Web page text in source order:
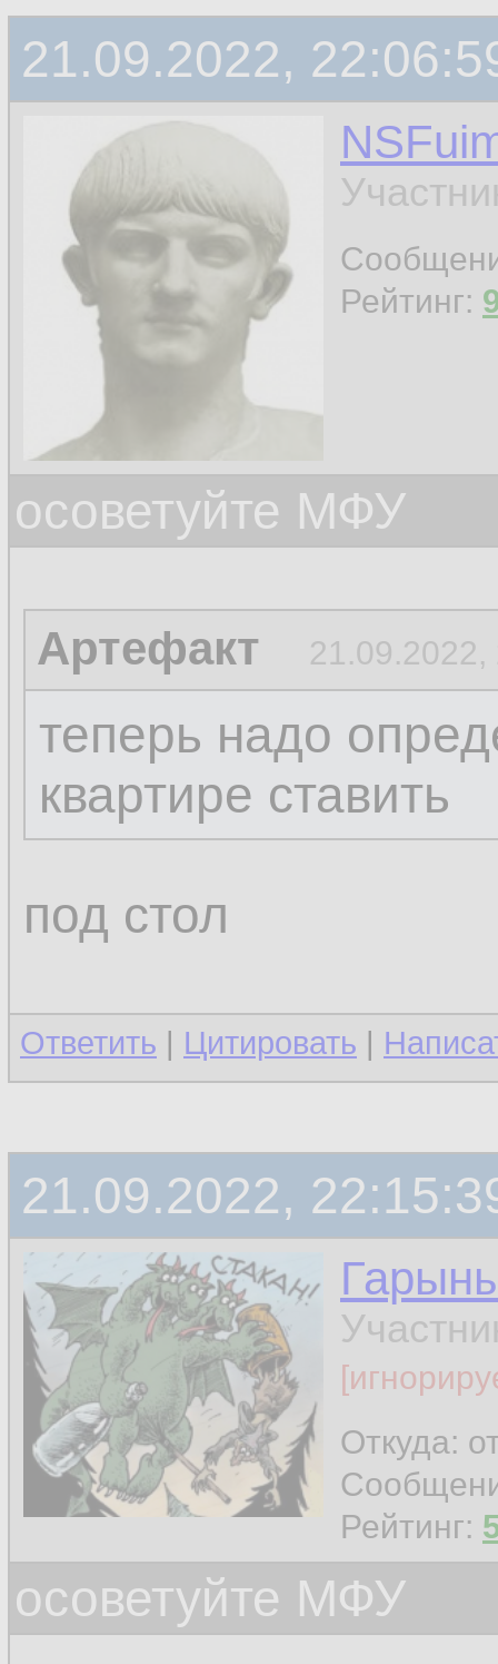
21.09.2022,
Рейтинг:
осоветуйте МФУ
Артефакт 21.09.2022,
теперь надо
квартире ставить
под стол
Ответить | Цитировать |
21.09.2022,
Откуда:
Рейтинг:
осоветуйте МФУ